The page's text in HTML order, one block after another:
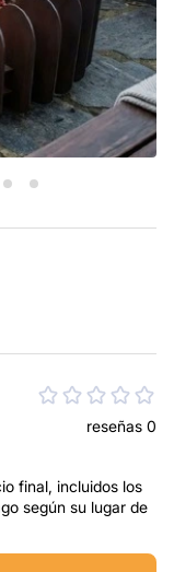
reseñas 0
final, incluidos los
según su lugar de